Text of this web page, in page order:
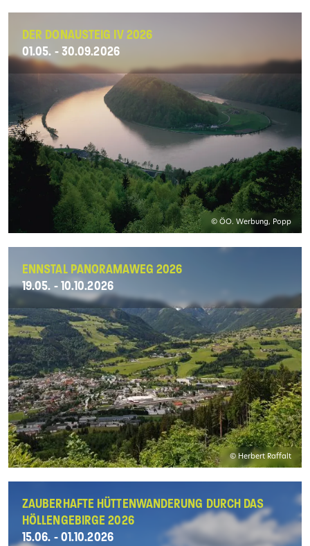
DER DONAUSTEIG IV 2026
01.05. - 30.09.2026
© ÖO. Werbung, Popp
ENNSTAL PANORAMAWEG 2026
19.05. - 10.10.2026
© Herbert Raffalt
ZAUBERHAFTE HÜTTENWANDERUNG DURCH DAS
HÖLLENGEBIRGE 2026
15.06. - 01.10.2026